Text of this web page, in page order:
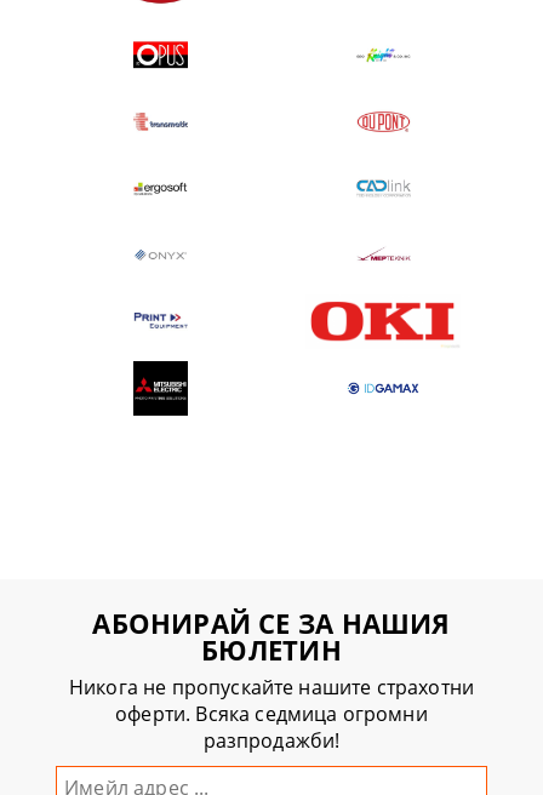
АБОНИРАЙ СЕ ЗА НАШИЯ
БЮЛЕТИН
Никога не пропускайте нашите страхотни
оферти. Всяка седмица огромни
разпродажби!